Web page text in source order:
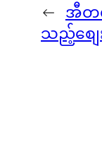
← အီတ
သည့်စျ